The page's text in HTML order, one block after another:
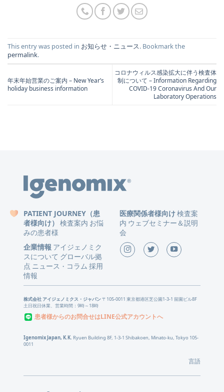
This entry was posted in お知らせ・ニュース. Bookmark the
permalink.
年末年始営業のご案内 – New Year’s
holiday business information
コロナウィルス感染拡大に伴う検査体
制について – Information Regarding
COVID-19 Coronavirus And Our
Laboratory Operations
PATIENT JOURNEY（患
者様向け） 検査案内 お悩
みの患者様
医療関係者様向け検査案
内 ウェブセミナー＆説明
会
企業情報 アイジェノミク
スについて グローバル拠
点 ニュース ・ コラム 採用
情報
株式会社 アイジェノミクス・ジャパン〒105-0011 東京都港区芝公園1-3-1 留園ビル8F
土日祝日休業、営業時間：9時～18時
患者様からのお問合せはLINE公式アカウントへ
Igenomix Japan, K.K. Ryuen Building 8F, 1-3-1 Shibakoen, Minato-ku, Tokyo 105-
0011
言語